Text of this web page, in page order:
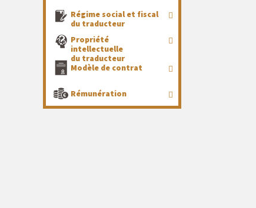
Régime social et fiscal
du traducteur
Propriété
intellectuelle
du traducteur
Modèle de contrat
Rémunération